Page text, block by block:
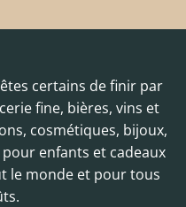
certains de finir par
fine, bières, vins et
cosmétiques, bijoux,
enfants et cadeaux
le monde et pour tous